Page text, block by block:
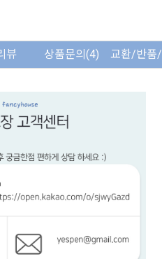
뷰 상품문의(4) 교환/반품